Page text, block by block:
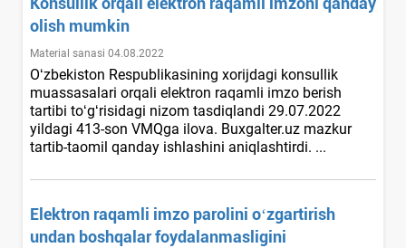
olish mumkin
Material sanasi 04.08.2022
Oʻzbekiston Respublikasining хorijdagi konsullik
muassasalari orqali elektron raqamli imzo berish
tartibi toʻgʻrisidagi nizom tasdiqlandi 29.07.2022
yildagi 413-son VMQga ilova. Buxgalter.uz mazkur
tartib-taomil qanday ishlashini aniqlashtirdi. ...
Elektron raqamli imzo parolini oʻzgartirish
undan boshqalar foydalanmasligini